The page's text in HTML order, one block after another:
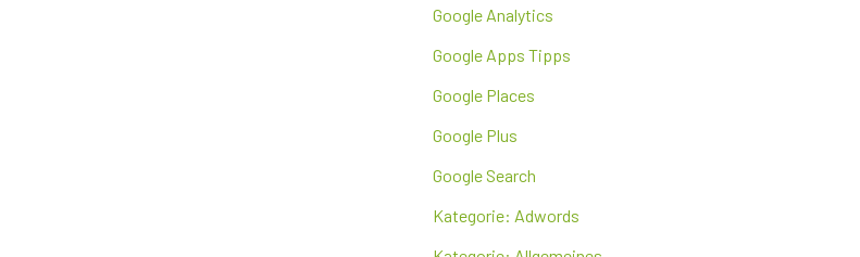
Google Analytics
Google Apps Tipps
Google Places
Google Plus
Google Search
Kategorie: Adwords